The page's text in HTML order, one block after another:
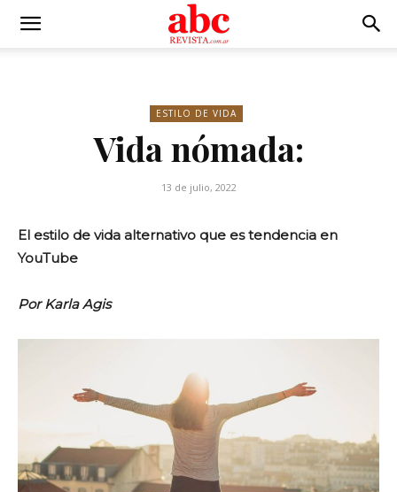
ESTILO DE VIDA
Vida nómada:
13 de julio, 2022
El estilo de vida alternativo que es tendencia en
YouTube
Por Karla Agis